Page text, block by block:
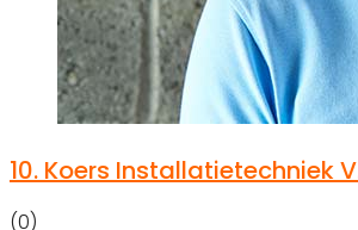
10. Koers Installatietechniek
(0)